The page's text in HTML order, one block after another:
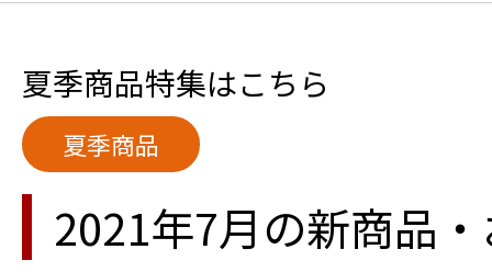
夏季商品特集はこちら
夏季商品
2021年7月の新商品